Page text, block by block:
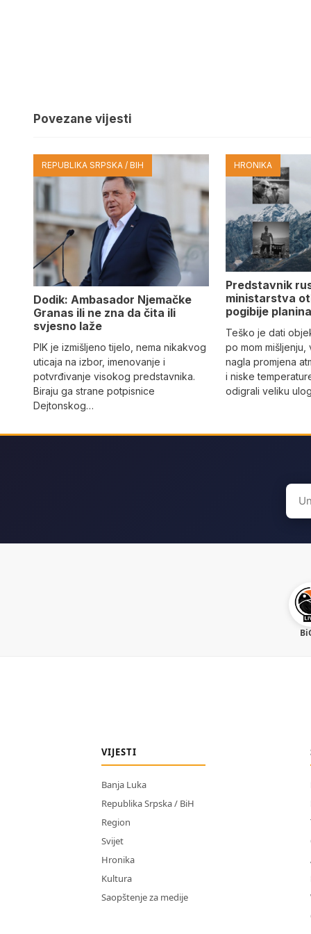
Povezane vijesti
REPUBLIKA SRPSKA / BIH
Dodik: Ambasador Njemačke
Granas ili ne zna da čita ili
svjesno laže
PIK je izmišljeno tijelo, nema nikakvog
uticaja na izbor, imenovanje i
potvrđivanje visokog predstavnika.
Biraju ga strane potpisnice
Dejtonskog…
HRONIKA
Predstavnik
ministarstva
pogibije
Teško je dati
po mom mišljenju,
nagla promjena
i niske
odigrali veliku
for:
VIJESTI
Banja Luka
Republika Srpska / BiH
Region
Svijet
Hronika
Kultura
Saopštenje za medije